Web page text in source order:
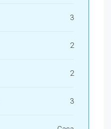
3
2
2
3